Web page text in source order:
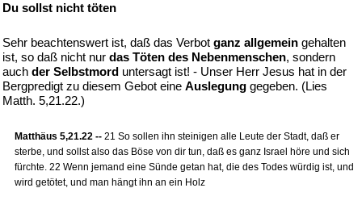
Du sollst nicht töten
Sehr beachtenswert ist, daß das Verbot ganz allgemein gehalten
ist, so daß nicht nur das Töten des Nebenmenschen, sondern
auch der Selbstmord untersagt ist! - Unser Herr Jesus hat in der
Bergpredigt zu diesem Gebot eine Auslegung gegeben. (Lies
Matth. 5,21.22.)
Matthäus 5,21.22 -- 21 So sollen ihn steinigen alle Leute der Stadt, daß er
sterbe, und sollst also das Böse von dir tun, daß es ganz Israel höre und sich
fürchte. 22 Wenn jemand eine Sünde getan hat, die des Todes würdig ist, und
wird getötet, und man hängt ihn an ein Holz